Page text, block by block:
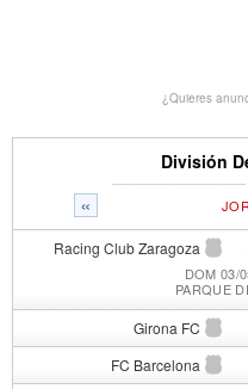
¿Quieres
División
«
Racing Club Zaragoza
DOM 03/
PARQUE
Girona FC
FC Barcelona